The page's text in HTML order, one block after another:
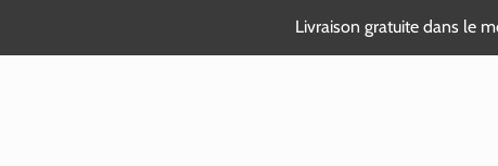
Livraison gratuite dans le